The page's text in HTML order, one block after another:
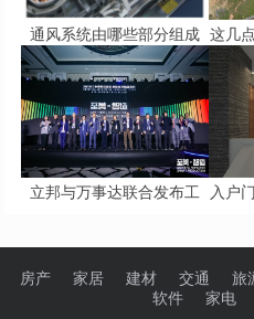
通风系统由哪些部分组成 这几
立邦与万事达联合发布工 入户
房产 家居 建材 交通 旅
软件
家电